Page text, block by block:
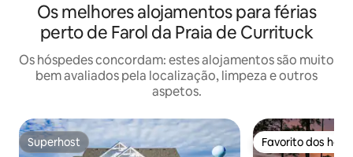
Os melhores alojamentos para férias
perto de Farol da Praia de Currituck
Os hóspedes concordam: estes alojamentos são muito
bem avaliados pela localização, limpeza e outros
aspetos.
Superhost
Superhost Favorito dos
Favorito dos